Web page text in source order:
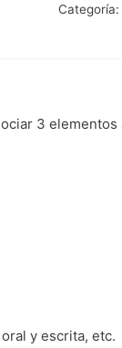
Categoría:
3 elementos
y escrita, etc.